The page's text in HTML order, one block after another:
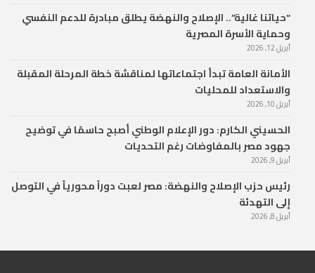
“حياتنا غالية”.. الإصلاح والنهضة يطلق مبادرة للدعم النفسي
وحماية الأسرة المصرية
أبريل 12, 2026
الأمانة العامة تبدأ اجتماعاتها لمناقشة خطة المرحلة المقبلة
والاستعداد للمحليات
أبريل 10, 2026
الحسيني الكارم: دور الإعلام الوطني أصبح حاسمًا في توضيح
جهود مصر بالمفاوضات رغم التحديات
أبريل 9, 2026
رئيس حزب الإصلاح والنهضة: مصر لعبت دوراً محورياً في التوصل
إلى التهدئة
أبريل 8, 2026